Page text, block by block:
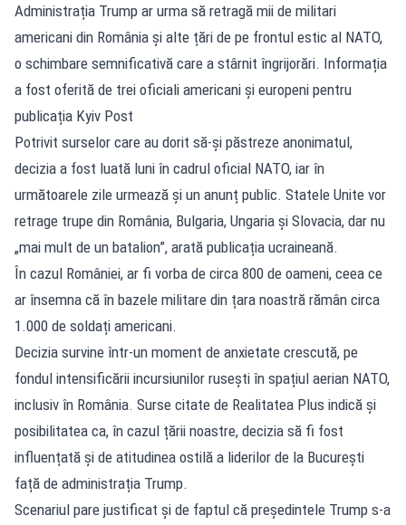
Administrația Trump ar urma să retragă mii de militari
americani din România și alte țări de pe frontul estic al NATO,
o schimbare semnificativă care a stârnit îngrijorări. Informația
a fost oferită de trei oficiali americani și europeni pentru
publicația Kyiv Post
Potrivit surselor care au dorit să-și păstreze anonimatul,
decizia a fost luată luni în cadrul oficial NATO, iar în
următoarele zile urmează și un anunț public. Statele Unite vor
retrage trupe din România, Bulgaria, Ungaria și Slovacia, dar nu
„mai mult de un batalion”, arată publicația ucraineană.
În cazul României, ar fi vorba de circa 800 de oameni, ceea ce
ar însemna că în bazele militare din țara noastră rămân circa
1.000 de soldați americani.
Decizia survine într-un moment de anxietate crescută, pe
fondul intensificării incursiunilor rusești în spațiul aerian NATO,
inclusiv în România. Surse citate de Realitatea Plus indică și
posibilitatea ca, în cazul țării noastre, decizia să fi fost
influențată și de atitudinea ostilă a liderilor de la București
față de administrația Trump.
Scenariul pare justificat și de faptul că președintele Trump s-a